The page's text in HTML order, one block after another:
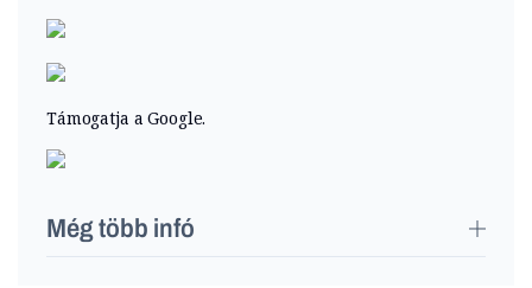
Támogatja a Google.
Még több infó